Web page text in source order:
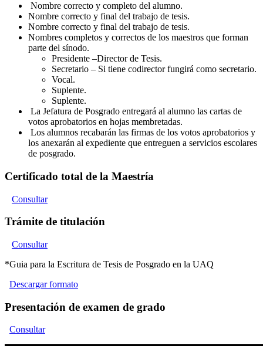
Nombre correcto y completo del alumno.
Nombre correcto y final del trabajo de tesis.
Nombre correcto y final del trabajo de tesis.
Nombres completos y correctos de los maestros que forman
parte del sínodo.
Presidente –Director de Tesis.
Secretario – Si tiene codirector fungirá como secretario.
Vocal.
Suplente.
Suplente.
La Jefatura de Posgrado entregará al alumno las cartas de
votos aprobatorios en hojas membretadas.
Los alumnos recabarán las firmas de los votos aprobatorios y
los anexarán al expediente que entreguen a servicios escolares
de posgrado.
Certificado total de la Maestría
Consultar
Trámite de titulación
Consultar
*Guia para la Escritura de Tesis de Posgrado en la UAQ
Descargar formato
Presentación de examen de grado
Consultar